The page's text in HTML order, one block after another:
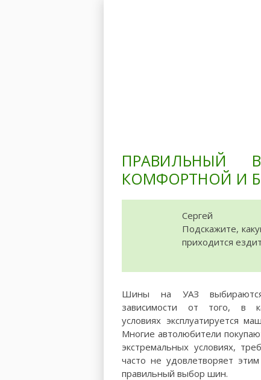
КОМФОРТНОЙ И
Сергей
Подскажите,
приходится
Шины на УАЗ
зависимости от того, в
условиях эксплуатируется
Многие автолюбители
экстремальных условиях,
часто не удовлетворяет
правильный выбор шин.